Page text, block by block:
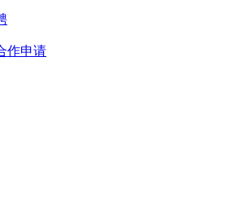
作申请